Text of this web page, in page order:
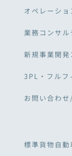
オペレーシ
業務コンサル
新規事業開発
3PL・フルフ
お問い合わ
標準貨物自